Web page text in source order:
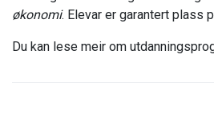
økonomi. Elevar er garantert plass
Du kan lese meir om